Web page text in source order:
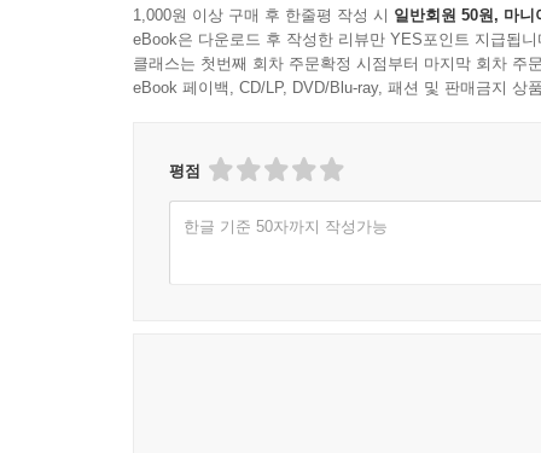
1,000원 이상 구매 후 한줄평 작성 시 일반회원 50원, 마니
eBook은 다운로드 후 작성한 리뷰만 YES포인트 지급됩니
클래스는 첫번째 회차 주문확정 시점부터 마지막 회차 주
eBook 페이백, CD/LP, DVD/Blu-ray, 패션 및 판매금지 상
평점
한글 기준 50자까지 작성가능